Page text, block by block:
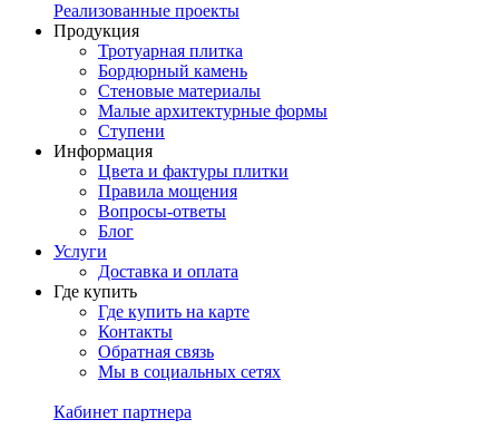
Реализованные проекты
Продукция
Тротуарная плитка
Бордюрный камень
Стеновые материалы
Малые архитектурные формы
Ступени
Информация
Цвета и фактуры плитки
Правила мощения
Вопросы-ответы
Блог
Услуги
Доставка и оплата
Где купить
Где купить на карте
Контакты
Обратная связь
Мы в социальных сетях
Кабинет партнера